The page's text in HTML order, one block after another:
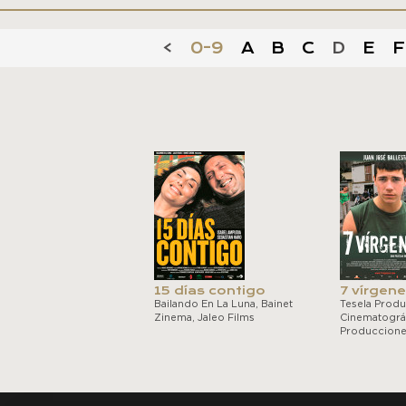
< 0-9 A B C D E F
15 días contigo
Bailando En La Luna, Bainet
Zinema, Jaleo Films
7
Tesela